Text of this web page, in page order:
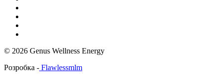
© 2026 Genus Wellness Energy
Розробка - Flawlessmlm